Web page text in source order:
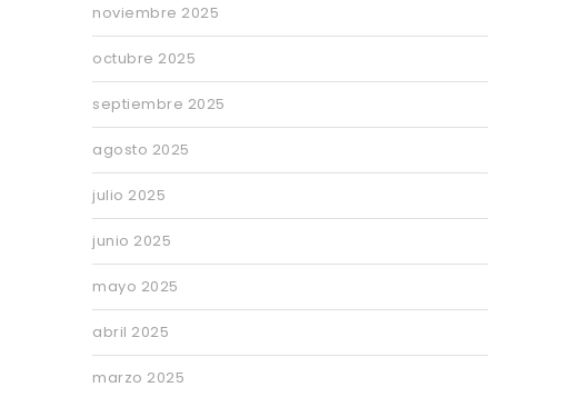
noviembre 2025
octubre 2025
septiembre 2025
agosto 2025
julio 2025
junio 2025
mayo 2025
abril 2025
marzo 2025